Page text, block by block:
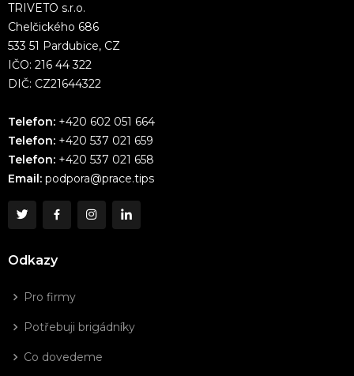
TRIVETO s.r.o.
Chelčického 686
533 51 Pardubice, CZ
IČO: 216 44 322
DIČ: CZ21644322
Telefon: +420 602 051 664
Telefon: +420 537 021 659
Telefon: +420 537 021 658
Email: podpora@prace.tips
Odkazy
Pro firmy
Potřebuji brigádníky
Co dovedeme